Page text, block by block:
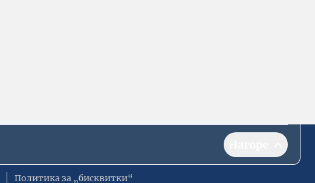
Политика за „бисквитки“